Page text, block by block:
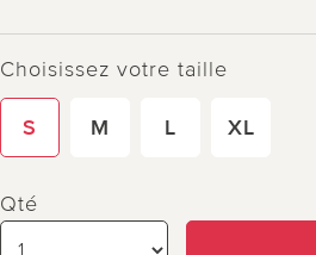
Choisissez votre taille
S M L XL
Qté